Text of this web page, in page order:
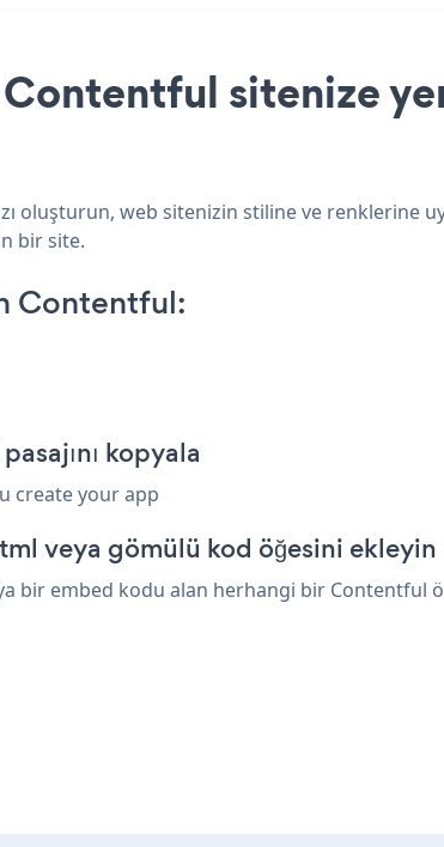
Contentful sitenize
oluşturun, web sitenizin stiline ve renklerine
bir site.
Contentful:
kopyala
create your app
veya gömülü kod öğesini ekleyin
bir embed kodu alan herhangi bir Contentful